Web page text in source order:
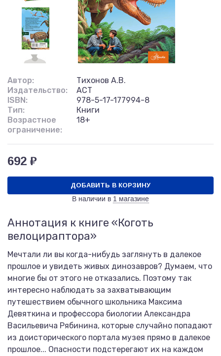
Автор:
Тихонов А.В.
Издательство:
АСТ
ISBN:
978-5-17-177994-8
Тип:
Книги
Возрастное
ограничение:
18+
692 ₽
ДОБАВИТЬ В КОРЗИНУ
В наличии в 1 магазине
Аннотация к книге «Коготь
велоцираптора»
Мечтали ли вы когда-нибудь заглянуть в далекое
прошлое и увидеть живых динозавров? Думаем, что
многие бы от этого не отказались. Поэтому так
интересно наблюдать за захватывающим
путешествием обычного школьника Максима
Девяткина и профессора биологии Александра
Васильевича Рябинина, которые случайно попадают
из доисторического портала музея прямо в далекое
прошлое... Опасности подстерегают их на каждом